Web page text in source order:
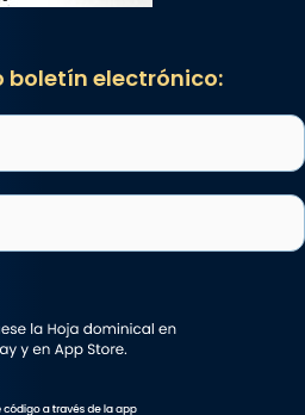
boletín electrónico: